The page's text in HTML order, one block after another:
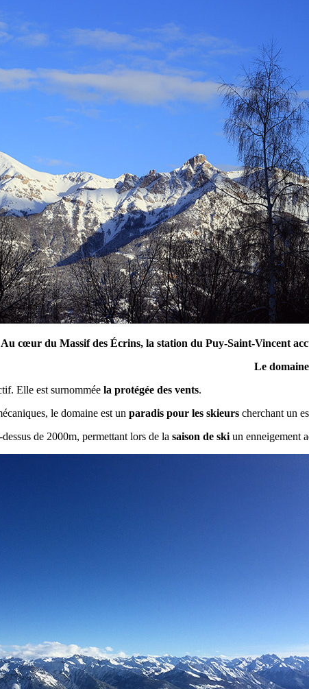
Au cœur du Massif des Écrins, la station du Puy-Saint-Vincent
Le domaine
Elle est surnommée la protégée des vents.
le domaine est un paradis pour les skieurs cherchant un
dessus de 2000m, permettant lors de la saison de ski un enneigement